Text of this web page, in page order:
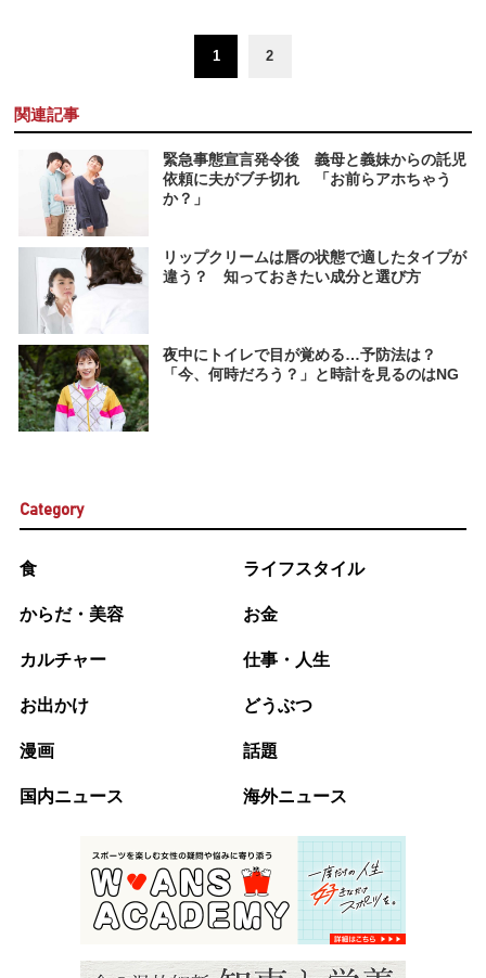
1 2
関連記事
緊急事態宣言発令後 義母と義妹からの託児
依頼に夫がブチ切れ 「お前らアホちゃう
か？」
リップクリームは唇の状態で適したタイプが
違う？ 知っておきたい成分と選び方
夜中にトイレで目が覚める…予防法は？
「今、何時だろう？」と時計を見るのはNG
Category
食 ライフスタイル
からだ・美容 お金
カルチャー 仕事・人生
お出かけ どうぶつ
漫画 話題
国内ニュース 海外ニュース